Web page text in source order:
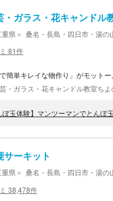
・ガラス・花キャンドル
重県 桑名・長島・四日市・湯の
81件
で簡単キレイな物作り」がモット
ぼ玉体験】マンツーマンでとんぼ
サーキット
重県 桑名・長島・四日市・湯の
38,478件